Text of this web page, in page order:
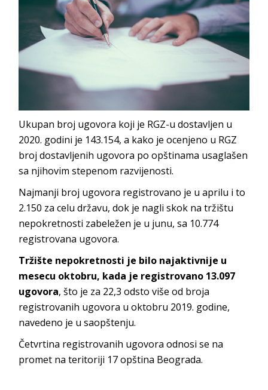
Ukupan broj ugovora koji je RGZ-u dostavljen u
2020. godini je 143.154, a kako je ocenjeno u RGZ
broj dostavljenih ugovora po opštinama usaglašen
sa njihovim stepenom razvijenosti.
Najmanji broj ugovora registrovano je u aprilu i to
2.150 za celu državu, dok je nagli skok na tržištu
nepokretnosti zabeležen je u junu, sa 10.774
registrovana ugovora.
Tržište nepokretnosti je bilo najaktivnije u
mesecu oktobru, kada je registrovano 13.097
ugovora, što je za 22,3 odsto više od broja
registrovanih ugovora u oktobru 2019. godine,
navedeno je u saopštenju.
Četvrtina registrovanih ugovora odnosi se na
promet na teritoriji 17 opština Beograda.